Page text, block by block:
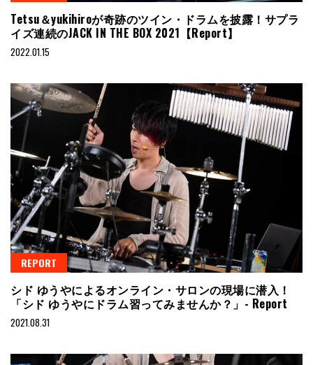
Tetsu＆yukihiroが奇跡のツイン・ドラムを披露！サプラ
イズ連続のJACK IN THE BOX 2021【Report】
2022.01.15
REPORT
シド ゆうやによるオンライン・サロンの現場に潜入！
「シド ゆうやにドラム習ってみませんか？」- Report
2021.08.31